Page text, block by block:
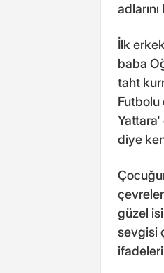
İlk
baba
taht
Futbolu
Yattara'
diye
güzel
sevgisi